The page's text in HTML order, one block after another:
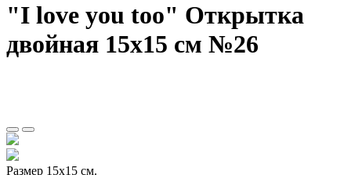
"I love you too" Открытка
двойная 15х15 см №26
Размер 15х15 см.